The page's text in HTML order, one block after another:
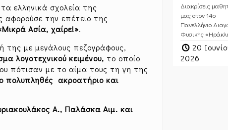
ελληνικά σχολεία της
αφορούσε την επέτειο της
Ασία, χαίρε!».
με μεγάλους πεζογράφους,
λογοτεχνικού κειμένου, το οποίο
πότισαν με το αίμα τους τη γη της
ακροατήριο και
Α., Παλάσκα Αιμ. και
Διακρίσεις
μας στον 14ο
Πανελλήνιο
Φυσικής
20
2026